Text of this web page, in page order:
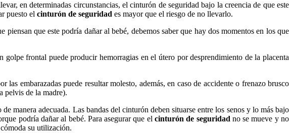
en determinadas circunstancias, el cinturón de seguridad bajo la creencia de que este
puesto el cinturón de seguridad es mayor que el riesgo de no llevarlo.
piensan que este podría dañar al bebé, debemos saber que hay dos momentos en los que
frontal puede producir hemorragias en el útero por desprendimiento de la placenta
embarazadas puede resultar molesto, además, en caso de accidente o frenazo brusco
pelvis de la madre).
manera adecuada. Las bandas del cinturón deben situarse entre los senos y lo más bajo
podría dañar al bebé. Para asegurar que el cinturón de seguridad no se mueve y no
su utilización.